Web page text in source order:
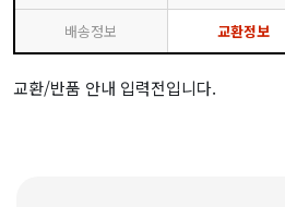
배송정보 교환정보
교환/반품 안내 입력전입니다.